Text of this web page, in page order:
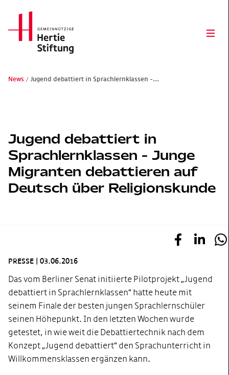
Hertie Stiftung Logo
News Jugend debattiert in Sprachlernklassen -...
Jugend debattiert in
Sprachlernklassen - Junge
Migranten debattieren auf
Deutsch über Religionskunde
PRESSE 03.06.2016
Das vom Berliner Senat initiierte Pilotprojekt „Jugend
debattiert in Sprachlernklassen“ hatte heute mit
seinem Finale der besten jungen Sprachlernschüler
seinen Höhepunkt. In den letzten Wochen wurde
getestet, in wie weit die Debattiertechnik nach dem
Konzept „Jugend debattiert“ den Sprachunterricht in
Willkommensklassen ergänzen kann.